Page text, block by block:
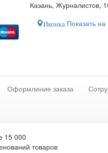
Казань, Журналистов,
ИконкаПоказать на
Оформление заказа
15 000
товаров